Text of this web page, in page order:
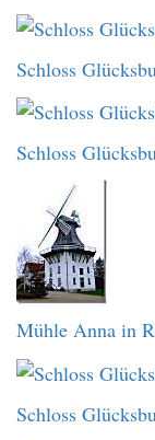
Schloss
Schloss
Mühle Anna in
Schloss